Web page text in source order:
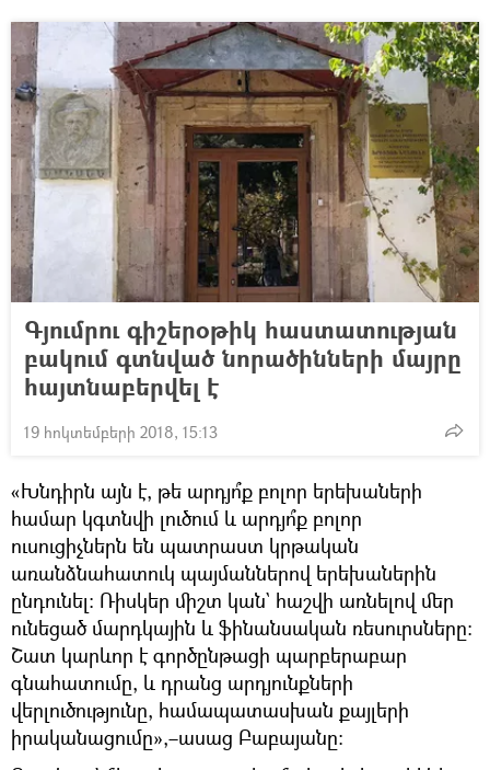
Գյումրու գիշերօթիկ հաստատության
բակում գտնված նորածինների մայրը
հայտնաբերվել է
19 հոկտեմբերի 2018, 15:13
«Խնդիրն այն է, թե արդյո՞ք բոլոր երեխաների
համար կգտնվի լուծում և արդյո՞ք բոլոր
ուսուցիչներն են պատրաստ կրթական
առանձնահատուկ պայմաններով երեխաներին
ընդունել։ Ռիսկեր միշտ կան` հաշվի առնելով մեր
ունեցած մարդկային և ֆինանսական ռեսուրսները։
Շատ կարևոր է գործընթացի պարբերաբար
գնահատումը, և դրանց արդյունքների
վերլուծությունը, համապատասխան քայլերի
իրականացումը»,–ասաց Բաբայանը։